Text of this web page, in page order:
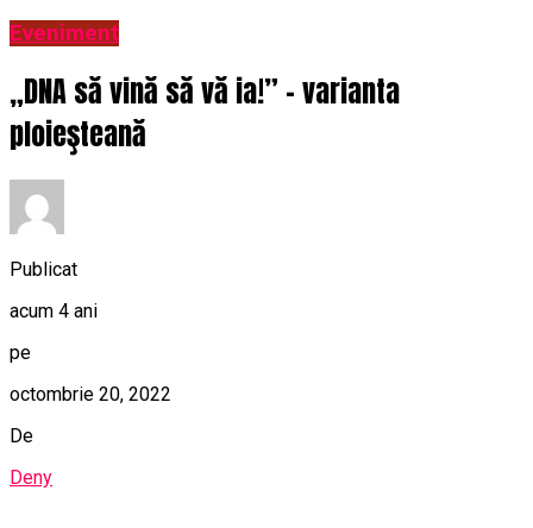
Eveniment
„DNA să vină să vă ia!” – varianta
ploieşteană
Publicat
acum 4 ani
pe
octombrie 20, 2022
De
Deny